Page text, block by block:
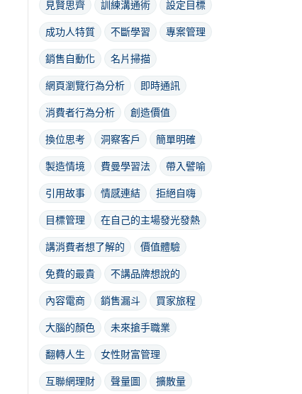
見賢思齊
訓練溝通術
設定目標
成功人特質
不斷學習
專案管理
銷售自動化
名片掃描
網頁瀏覽行為分析
即時通訊
消費者行為分析
創造價值
換位思考
洞察客戶
簡單明確
製造情境
費曼學習法
帶入譬喻
引用故事
情感連結
拒絕自嗨
目標管理
在自己的主場發光發熱
講消費者想了解的
價值體驗
免費的最貴
不講品牌想說的
內容電商
銷售漏斗
買家旅程
大腦的顏色
未來搶手職業
翻轉人生
女性財富管理
互聯網理財
聲量圖
擴散量